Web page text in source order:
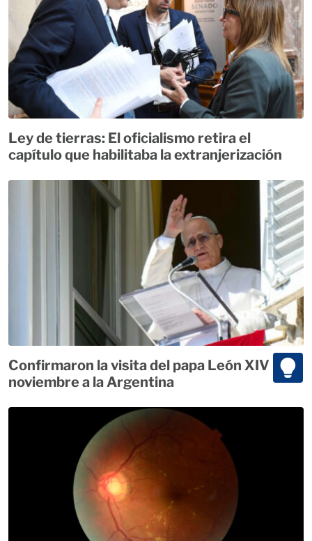
Ley de tierras: El oficialismo retira el
capítulo que habilitaba la extranjerización
Confirmaron la visita del papa León XIV para
noviembre a la Argentina